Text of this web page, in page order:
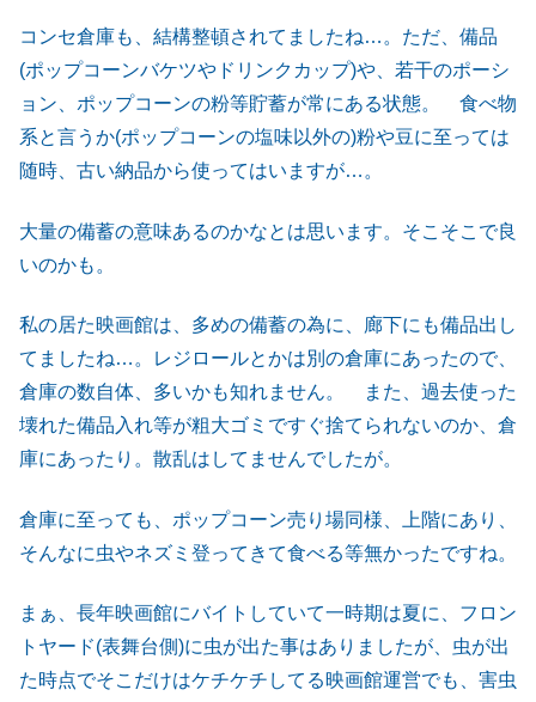
コンセ倉庫も、結構整頓されてましたね…。ただ、備品
(ポップコーンバケツやドリンクカップ)や、若干のポーシ
ョン、ポップコーンの粉等貯蓄が常にある状態。 食べ物
系と言うか(ポップコーンの塩味以外の)粉や豆に至っては
随時、古い納品から使ってはいますが…。
大量の備蓄の意味あるのかなとは思います。そこそこで良
いのかも。
私の居た映画館は、多めの備蓄の為に、廊下にも備品出し
てましたね…。レジロールとかは別の倉庫にあったので、
倉庫の数自体、多いかも知れません。 また、過去使った
壊れた備品入れ等が粗大ゴミですぐ捨てられないのか、倉
庫にあったり。散乱はしてませんでしたが。
倉庫に至っても、ポップコーン売り場同様、上階にあり、
そんなに虫やネズミ登ってきて食べる等無かったですね。
まぁ、長年映画館にバイトしていて一時期は夏に、フロン
トヤード(表舞台側)に虫が出た事はありましたが、虫が出
た時点でそこだけはケチケチしてる映画館運営でも、害虫